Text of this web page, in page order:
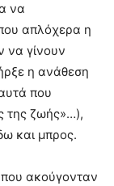
να
απλόχερα η
να γίνουν
η ανάθεση
που
της ζωής»…),
και μπρος.
ακούγονταν